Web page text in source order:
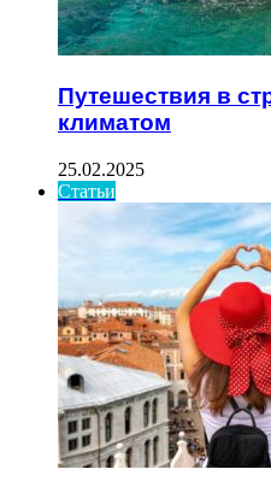
Путешествия в
климатом
25.02.2025
Статьи